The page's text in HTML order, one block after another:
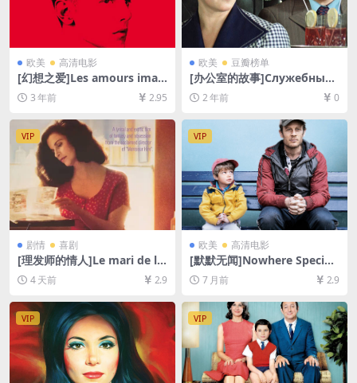
欧美 高清电影
[幻想之爱]Les amours imag
inaires (2010)[百度网盘+夸
克网盘1080P超清未删减资源]
[网盘在线播放/下载][MP4/5.
9GB][中文字幕]
3 年前 2.95
欧美 豆瓣榜单
[办公室的故事]Служебный
Роман (1977)[百度网盘+夸
克网盘1080P超清资源][网盘
在线播放/下载][MP4/10GB]
[中文字幕]
2 年前 0
VIP
剧情 喜剧
[理发师的情人]Le mari de la
coiffeuse (1990)[百度网盘
+夸克网盘1080P超清未删减
4/5.6GB][中文字幕]
4 天前 2.9
VIP
欧美 高清电影
[默默无闻]Nowhere Special
(2020)[百度网盘+夸克网盘10
80P超清未删减资源][网盘在
字幕]
7 月前 2.9
VIP VIP